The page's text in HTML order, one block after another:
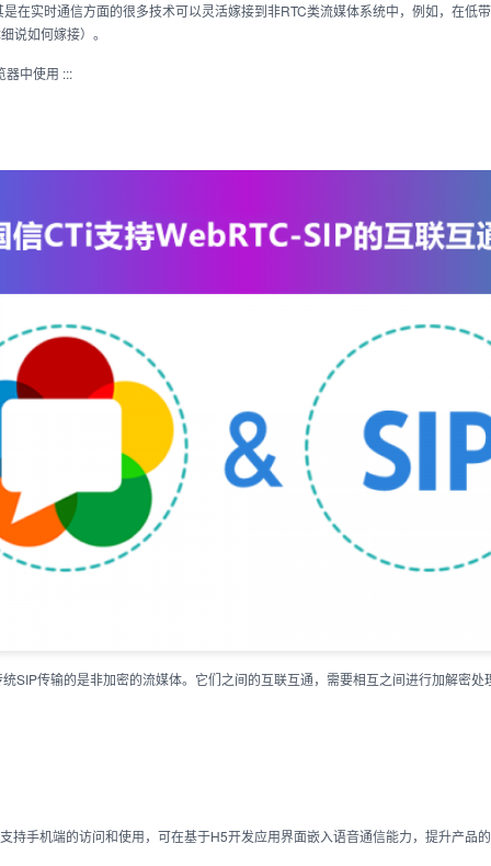
在实时通信方面的很多技术可以灵活嫁接到非RTC类流媒体系统中，例如，在低
说如何嫁接）。
器中使用 :::
SIP传输的是非加密的流媒体。它们之间的互联互通，需要相互之间进行加解密
持手机端的访问和使用，可在基于H5开发应用界面嵌入语音通信能力，提升产品